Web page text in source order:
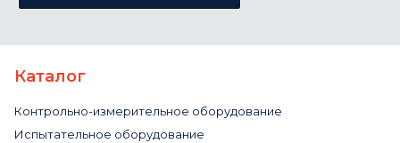
Каталог
Контрольно-измерительное оборудование
Испытательное оборудование